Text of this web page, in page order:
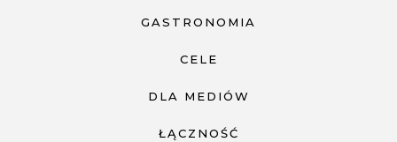
GASTRONOMIA
CELE
DLA MEDIÓW
ŁĄCZNOŚĆ